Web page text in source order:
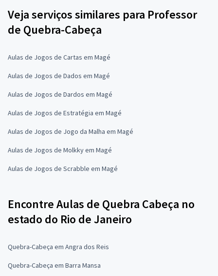
Veja serviços similares para Professor
de Quebra-Cabeça
Aulas de Jogos de Cartas em Magé
Aulas de Jogos de Dados em Magé
Aulas de Jogos de Dardos em Magé
Aulas de Jogos de Estratégia em Magé
Aulas de Jogos de Jogo da Malha em Magé
Aulas de Jogos de Molkky em Magé
Aulas de Jogos de Scrabble em Magé
Encontre Aulas de Quebra Cabeça no
estado do Rio de Janeiro
Quebra-Cabeça em Angra dos Reis
Quebra-Cabeça em Barra Mansa